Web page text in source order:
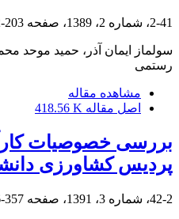
2-41، شماره 2، 1389، صفحه 203-212
سولماز ایمان آذر، حمید موحد
رستمی
مشاهده مقاله
اصل مقاله 418.56 K
بررسی خصوصیات
پردیس کشاورزی
42-2، شماره 3، 1391، صفحه 357-366